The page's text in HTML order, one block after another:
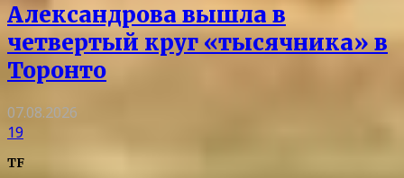
Александрова вышла в
четвертый круг «тысячника» в
Торонто
07.08.2026
19
TF